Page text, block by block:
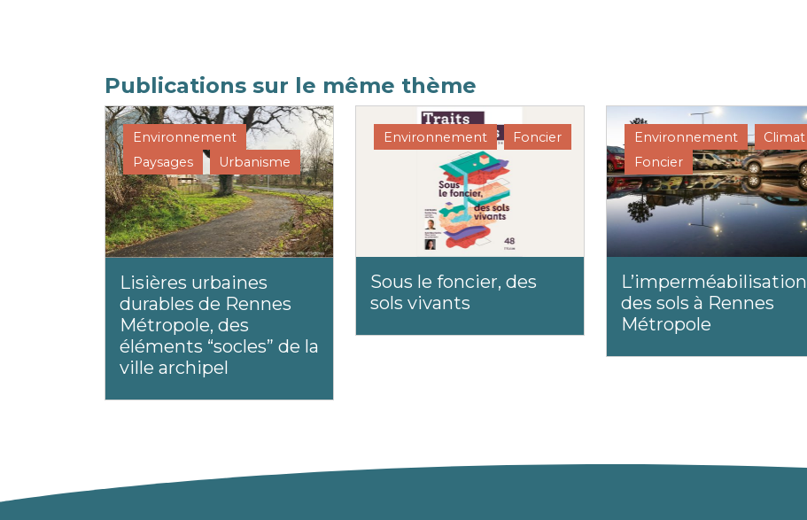
Publications sur le même thème
Environnement
Paysages
Urbanisme
Lisières urbaines
durables de Rennes
Métropole, des
éléments “socles” de la
ville archipel
Environnement Foncier
Sous le foncier, des
sols vivants
Environnement
Climat
Foncier
L’imperméabilisation
des sols à Rennes
Métropole